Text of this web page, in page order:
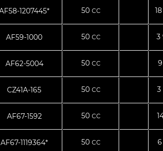
1207445* 50 CC
AF59-1000 50 CC 3
AF62-5004 50 CC
CZ41A-165 50 CC 3
AF67-1592 50 CC
AF67-1119364* 50 CC 6